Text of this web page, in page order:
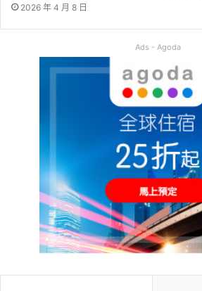
2026 年 4 月 8 日
Ads - Agoda